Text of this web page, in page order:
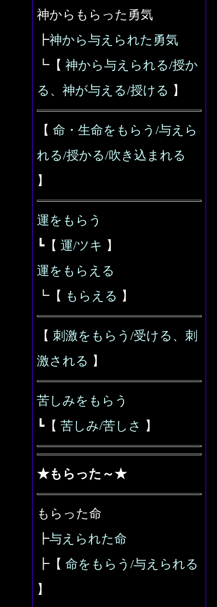
神からもらった勇気
┣神から与えられた勇気
┗【 神から与えられる/授か
る、神が与える/授ける 】
【 命・生命をもらう/与えら
れる/授かる/吹き込まれる
】
運をもらう
┗【 運/ツキ 】
運をもらえる
┗【 もらえる 】
【 刺激をもらう/受ける、刺
激される 】
苦しみをもらう
┗【 苦しみ/苦しさ 】
★もらった～★
もらった命
┣与えられた命
┣【 命をもらう/与えられる
】